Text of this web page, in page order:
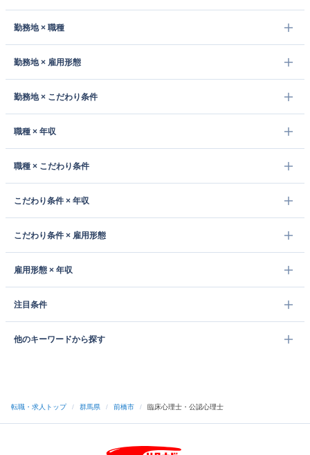
勤務地 × 職種
勤務地 × 雇用形態
勤務地 × こだわり条件
職種 × 年収
職種 × こだわり条件
こだわり条件 × 年収
こだわり条件 × 雇用形態
雇用形態 × 年収
注目条件
他のキーワードから探す
転職・求人トップ / 群馬県 / 前橋市 / 臨床心理士・公認心理士